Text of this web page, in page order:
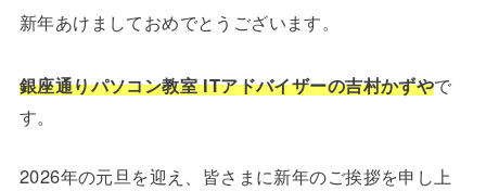
新年あけましておめでとうございます。
銀座通りパソコン教室 ITアドバイザーの吉村かずやで
す。
2026年の元旦を迎え、皆さまに新年のご挨拶を申し上